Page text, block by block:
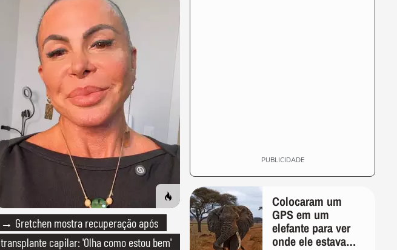
→ Gretchen mostra recuperação após
transplante capilar: 'Olha como estou bem'
PUBLICIDADE
Colocaram um
GPS em um
elefante para ver
onde ele estava